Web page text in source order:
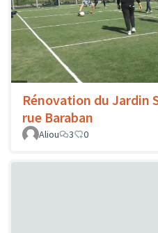
Rénovation du Jardin
rue Baraban
Aliou
3 0